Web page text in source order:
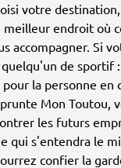
votre
endroit où
accompagner. Si
de sportif
la personne en
Mon Toutou,
les futurs
qui s'entendra le
confier la